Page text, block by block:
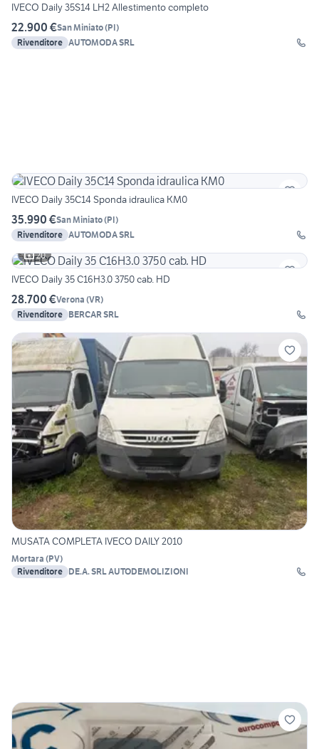
IVECO Daily 35S14 LH2 Allestimento completo
22.900 €San Miniato(PI)
Rivenditore AUTOMODA SRL
IVECO Daily 35C14 Sponda idraulica KM0
35.990 €San Miniato(PI)
Rivenditore AUTOMODA SRL
20
IVECO Daily 35 C16H3.0 3750 cab. HD
28.700 €Verona (VR)
Rivenditore BERCAR SRL
MUSATA COMPLETA IVECO DAILY 2010
Mortara (PV)
Rivenditore DE.A. SRL AUTODEMOLIZIONI